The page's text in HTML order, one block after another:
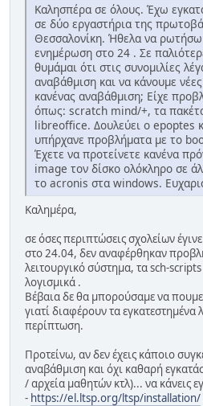
Καλησπέρα σε όλους. Έχω
σε δύο εργαστήρια της
Θεσσαλονίκη. Ήθελα να ρωτήσω
ενημέρωση στο 24 . Σε
θυμάμαι ότι στις συνομιλίες
αναβάθμιση και να κάνουμε
κανένας αναβάθμιση; Είχε
όπως: scratch mind/+, τα
libreoffice. Δουλεύει ο epoptes
υπήρχανε προβλήματα με το
Έχετε να προτείνετε κανένα
image τον δίσκο ολόκληρο σε
το acronis στα windows.
Καλημέρα,
σε όσες περιπτώσεις σχολείων
στο 24.04, δεν αναφέρθηκαν
λειτουργικό σύστημα, τα sch-
λογισμικά .
Βέβαια δε θα μπορούσαμε να
γιατί διαφέρουν τα εγκατεστημένα
περίπτωση.
Προτείνω, αν δεν έχεις κάποιο
αναβάθμιση και όχι καθαρή
/ αρχεία μαθητών κτλ)... να κάνεις
- https://el.ltsp.org/ltsp/installation/